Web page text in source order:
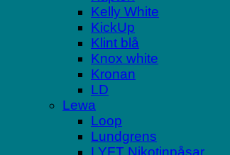
Kelly White
KickUp
Klint blå
Knox white
Kronan
LD
Lewa
Loop
Lundgrens
LYFT Nikotinpåsar